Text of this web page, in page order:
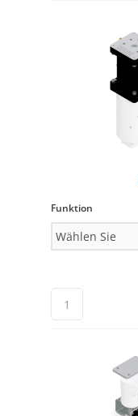
Funktion